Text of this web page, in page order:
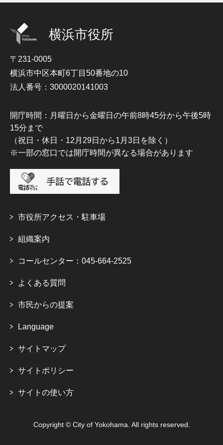
横浜市役所
〒231-0005
横浜市中区本町6丁目50番地の10
法人番号：3000020141003
開庁時間：月曜日から金曜日の午前8時45分から午後5時
15分まで
（祝日・休日・12月29日から1月3日を除く）
※一部の窓口では開庁時間が異なる場合があります
市役所アクセス・駐車場
組織案内
コールセンター：045-664-2525
よくある質問
市民からの提案
Language
サイトマップ
サイトポリシー
サイトの使い方
Copyright © City of Yokohama. All rights reserved.